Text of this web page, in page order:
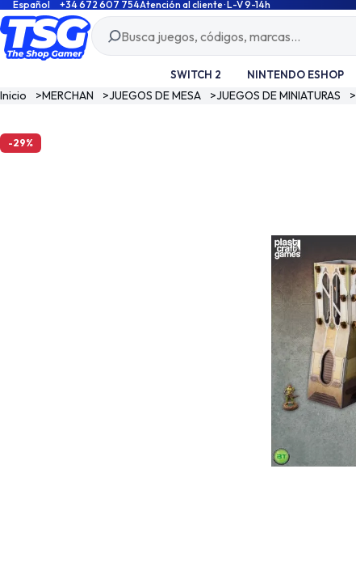
Español +34 672 607 754Atención al cliente · L-V 9-14h
SWITCH 2 NINTENDO ESHOP
Inicio >MERCHAN >JUEGOS DE MESA >JUEGOS DE MINIATURAS >
-29%